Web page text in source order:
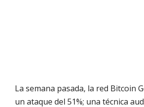
La semana pasada, la red Bitcoin
un ataque del 51%; una técnica